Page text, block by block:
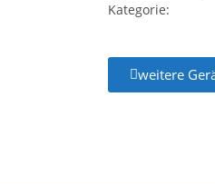
Kategorie:
weitere